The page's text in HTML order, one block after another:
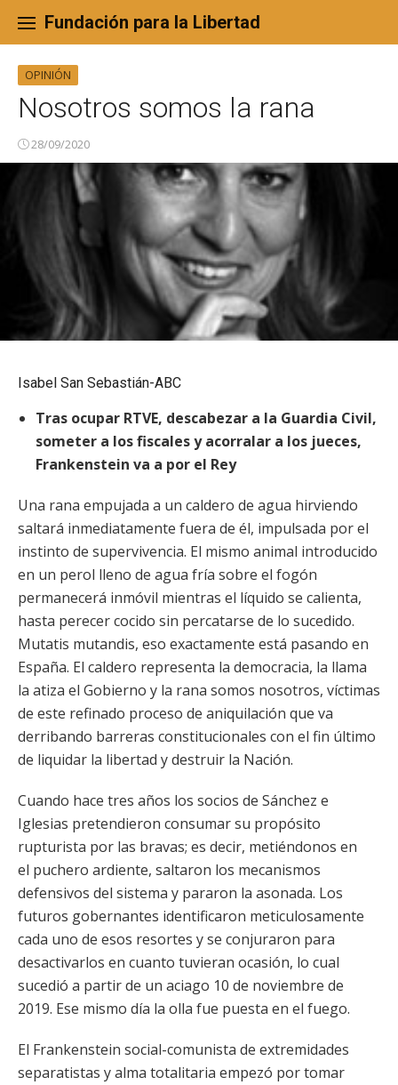
content
Fundación para la Libertad
OPINIÓN
Nosotros somos la rana
28/09/2020
Isabel San Sebastián-ABC
Tras ocupar RTVE, descabezar a la Guardia Civil,
someter a los fiscales y acorralar a los jueces,
Frankenstein va a por el Rey
Una rana empujada a un caldero de agua hirviendo
saltará inmediatamente fuera de él, impulsada por el
instinto de supervivencia. El mismo animal introducido
en un perol lleno de agua fría sobre el fogón
permanecerá inmóvil mientras el líquido se calienta,
hasta perecer cocido sin percatarse de lo sucedido.
Mutatis mutandis, eso exactamente está pasando en
España. El caldero representa la democracia, la llama
la atiza el Gobierno y la rana somos nosotros, víctimas
de este refinado proceso de aniquilación que va
derribando barreras constitucionales con el fin último
de liquidar la libertad y destruir la Nación.
Cuando hace tres años los socios de Sánchez e
Iglesias pretendieron consumar su propósito
rupturista por las bravas; es decir, metiéndonos en
el puchero ardiente, saltaron los mecanismos
defensivos del sistema y pararon la asonada. Los
futuros gobernantes identificaron meticulosamente
cada uno de esos resortes y se conjuraron para
desactivarlos en cuanto tuvieran ocasión, lo cual
sucedió a partir de un aciago 10 de noviembre de
2019. Ese mismo día la olla fue puesta en el fuego.
El Frankenstein social-comunista de extremidades
separatistas y alma totalitaria empezó por tomar